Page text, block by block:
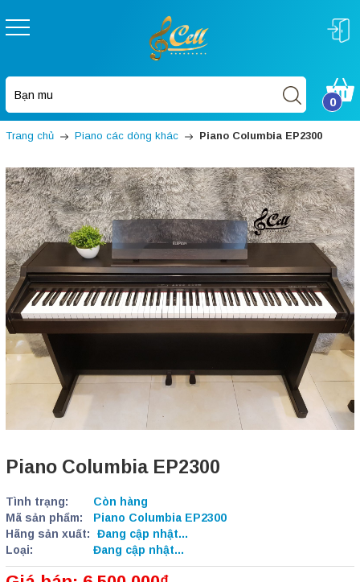
0
Trang chủ Piano các dòng khác Piano Columbia EP2300
Piano Columbia EP2300
Tình trạng:
Còn hàng
Mã sản phẩm:
Piano Columbia EP2300
Hãng sản xuất:
Đang cập nhật...
Loại:
Đang cập nhật...